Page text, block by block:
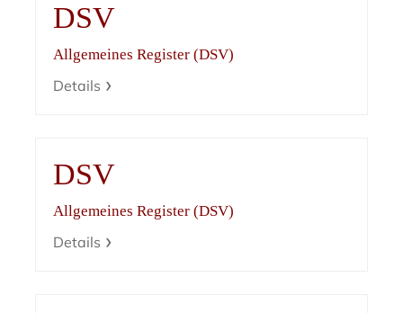
DSV
Allgemeines Register (DSV)
Details
DSV
Allgemeines Register (DSV)
Details